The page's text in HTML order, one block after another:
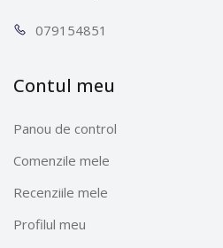
0791 54851
Contul meu
Panou de control
Comenzile mele
Recenziile mele
Profilul meu